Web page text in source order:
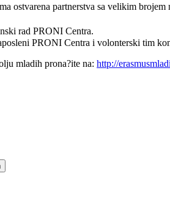
ostvarena partnerstva sa velikim
rad PRONI Centra.
PRONI Centra i volonterski tim
mladih prona?ite na: http://